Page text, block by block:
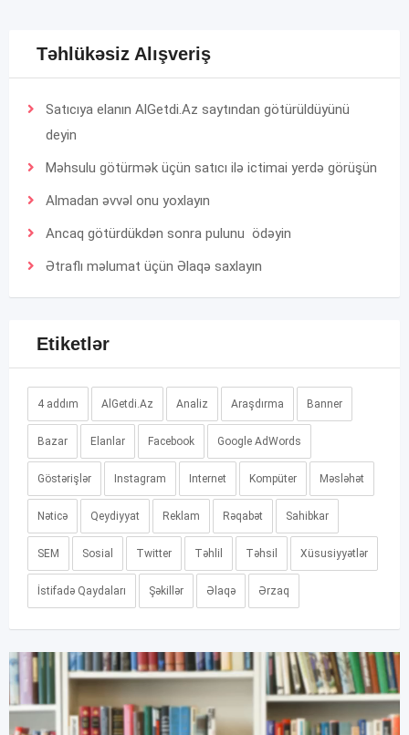
Təhlükəsiz Alışveriş
Satıcıya elanın AlGetdi.Az saytından götürüldüyünü
deyin
Məhsulu götürmək üçün satıcı ilə ictimai yerdə görüşün
Almadan əvvəl onu yoxlayın
Ancaq götürdükdən sonra pulunu ödəyin
Ətraflı məlumat üçün Əlaqə saxlayın
Etiketlər
4 addım AlGetdi.Az Analiz Araşdırma Banner
Bazar Elanlar Facebook Google AdWords
Göstərişlər Instagram Internet Kompüter Məsləhət
Nəticə Qeydiyyat Reklam Rəqabət Sahibkar
SEM Sosial Twitter Təhlil Təhsil Xüsusiyyətlər
İstifadə Qaydaları Şəkillər Əlaqə Ərzaq